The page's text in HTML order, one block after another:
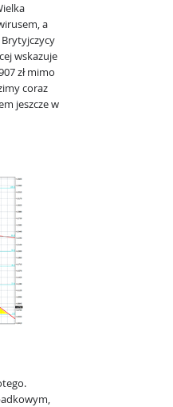
a
wskazuje
zł mimo
coraz
jeszcze w